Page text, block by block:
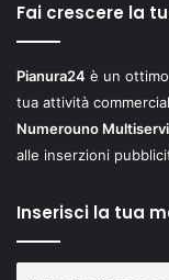
Fai crescere la
Pianura24 è un
tua attività
Numerouno
alle inserzioni
Inserisci la tua